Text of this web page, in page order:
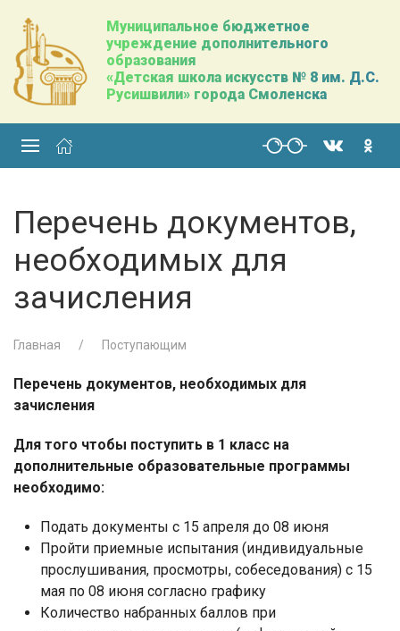
Муниципальное бюджетное
учреждение дополнительного
образования
«Детская школа искусств № 8 им. Д.С.
Русишвили» города Смоленска
Перечень документов,
необходимых для
зачисления
Главная Поступающим
Перечень документов, необходимых для
зачисления
Для того чтобы поступить в 1 класс на
дополнительные образовательные программы
необходимо:
Подать документы с 15 апреля до 08 июня
Пройти приемные испытания (индивидуальные
прослушивания, просмотры, собеседования) с 15
мая по 08 июня согласно графику
Количество набранных баллов при